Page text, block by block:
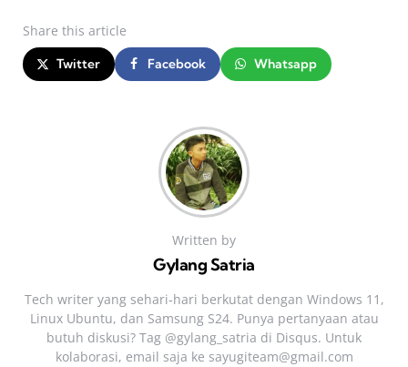
Share this article
Twitter Facebook Whatsapp
Written by
Gylang Satria
Tech writer yang sehari‑hari berkutat dengan Windows 11,
Linux Ubuntu, dan Samsung S24. Punya pertanyaan atau
butuh diskusi? Tag @gylang_satria di Disqus. Untuk
kolaborasi, email saja ke sayugiteam@gmail.com